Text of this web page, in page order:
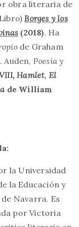
obra literaria de
Borges y los
(2018). Ha
de Graham
Auden, Poesía y
Hamlet, El
de William
la Universidad
la Educación y
Navarra. Es
por Victoria